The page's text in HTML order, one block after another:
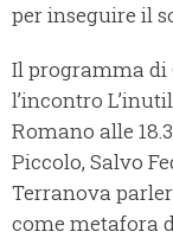
per inseguire il
Il programma di
l’incontro
Romano alle
Piccolo, Salvo
Terranova
come metafora